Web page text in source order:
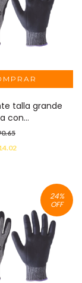
talla grande
con
de nitrilo.
24%
OFF